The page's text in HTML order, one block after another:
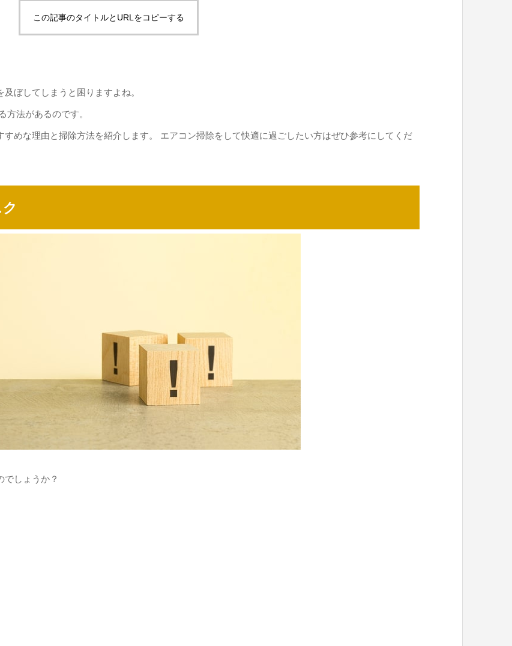
この記事のタイトルとURLをコピーする
ぼしてしまうと困りますよね。
法があるのです。
めな理由と掃除方法を紹介します。 エアコン掃除をして快適に過ごしたい方はぜひ参考にしてくだ
しょうか？